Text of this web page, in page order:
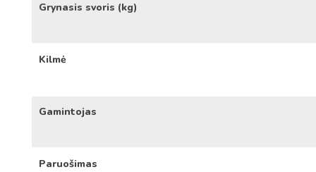
Grynasis svoris (kg)
Kilmė
Gamintojas
Paruošimas